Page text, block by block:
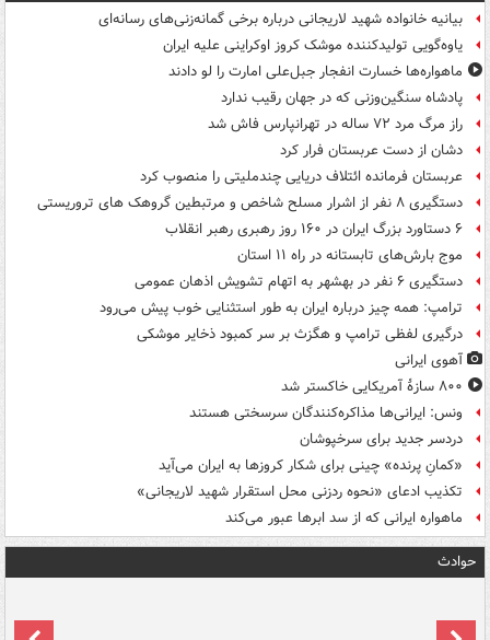
بیانیه خانواده شهید لاریجانی درباره برخی گمانه‌زنی‌های رسانه‌ای
یاوه‌گویی تولیدکننده موشک کروز اوکراینی علیه ایران
ماهواره‌ها خسارت انفجار جبل‌علی امارت را لو دادند
پادشاه سنگین‌وزنی که در جهان رقیب ندارد
راز مرگ مرد ۷۲ ساله در تهرانپارس فاش شد
دشان از دست عربستان فرار کرد
عربستان فرمانده ائتلاف دریایی چندملیتی را منصوب کرد
دستگیری ۸ نفر از اشرار مسلح شاخص و مرتبطین گروهک های تروریستی
۶ دستاورد بزرگ ایران در ۱۶۰ روز رهبری رهبر انقلاب
موج بارش‌های تابستانه در راه ۱۱ استان
دستگیری ۶ نفر در بهشهر به اتهام تشویش اذهان عمومی
ترامپ: همه چیز درباره ایران به طور استثنایی خوب پیش می‌رود
درگیری لفظی ترامپ و هگزث بر سر کمبود ذخایر موشکی
آهوی ایرانی
۸۰۰ سازۀ آمریکایی خاکستر شد
ونس: ایرانی‌ها مذاکره‌کنندگان سرسختی هستند
دردسر جدید برای سرخپوشان
«کمانِ پرنده» چینی برای شکار کروزها به ایران می‌آید
تکذیب ادعای «نحوه ردزنی محل استقرار شهید لاریجانی»
ماهواره ایرانی که از سد ابرها عبور می‌کند
حوادث